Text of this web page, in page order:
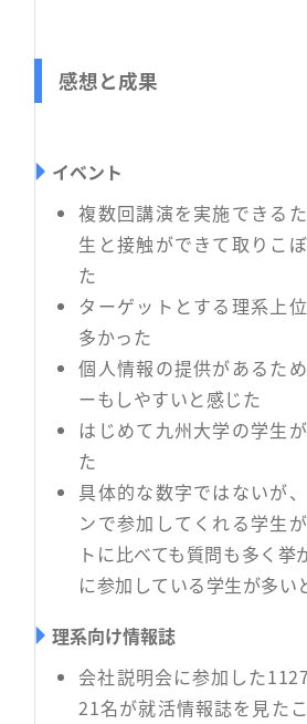
感想と成果
イベント
複数回講演を実施できる
生と接触ができて取りこ
た
ターゲットとする理系上
多かった
個人情報の提供があるた
ーもしやすいと感じた
はじめて九州大学の学生
た
具体的な数字ではないが
ンで参加してくれる学生
トに比べても質問も多く挙
に参加している学生が多い
理系向け情報誌
会社説明会に参加した
21名が就活情報誌を見た